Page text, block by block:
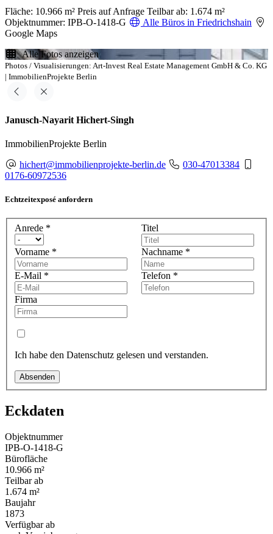
Fläche: 10.966 m² Preis auf Anfrage Teilbar ab: 1.674 m²
Objektnummer: IPB-O-1418-G
Alle Büros in Friedrichshain
Google Maps
Alle Fotos anzeigen
Photos / Visualisierungen: Art-Invest Real Estate Management GmbH & Co. KG
| ImmobilienProjekte Berlin
Janusch-Nayarit Hichert-Singh
ImmobilienProjekte Berlin
hichert@immobilienprojekte-berlin.de
030-47013384
0176-60972536
Echtzeitexposé anfordern
Anrede * Titel
Vorname * Nachname *
E-Mail * Telefon *
Firma
Ich habe den Datenschutz gelesen und verstanden.
Absenden
Eckdaten
Objektnummer
IPB-O-1418-G
Bürofläche
10.966 m²
Teilbar ab
1.674 m²
Baujahr
1873
Verfügbar ab